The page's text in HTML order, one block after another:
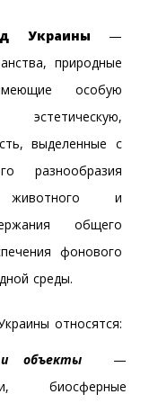
Украины —
природные
особую
эстетическую,
выделенные с
разнообразия
животного и
общего
фонового
среды.
относятся:
объекты —
биосферные